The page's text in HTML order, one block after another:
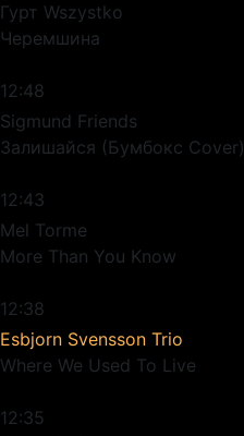
Гурт Wszystko
Черемшина
12:48
Sigmund Friends
Залишайся (Бумбокс Cover)
12:43
Mel Torme
More Than You Know
12:38
Esbjorn Svensson Trio
Where We Used To Live
12:35